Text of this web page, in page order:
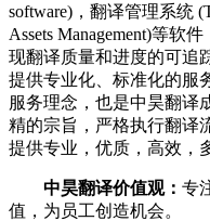
software)，翻译管理系统
Assets Management)等软
现翻译质量和进度的可追
提供专业化、标准化的服
服务理念，也是中昊翻译
精的宗旨，严格执行翻译
提供专业，优质，高效，
中昊翻译价值观： 专
值，为员工创造机会。